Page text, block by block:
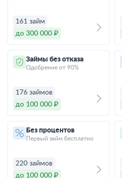
161 займ
до 300 000 ₽
Займы без отказа
Одобрение от 90%
176 займов
до 100 000 ₽
Без процентов
Первый займ бесплатно
220 займов
до 100 000 ₽